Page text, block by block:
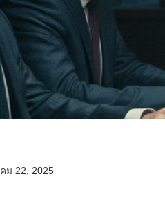
ม 22, 2025